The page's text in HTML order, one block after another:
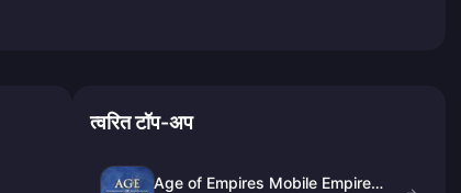
त्वरित टॉप-अप
Age of Empires Mobile Empire